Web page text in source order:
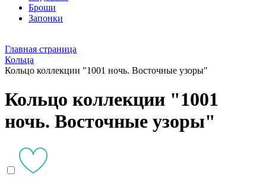
Броши
Запонки
Главная страница
Кольца
Кольцо коллекции "1001 ночь. Восточные узоры"
Кольцо коллекции "1001
ночь. Восточные узоры"